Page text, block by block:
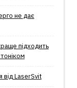
не дає
підходить
від LaserSvit